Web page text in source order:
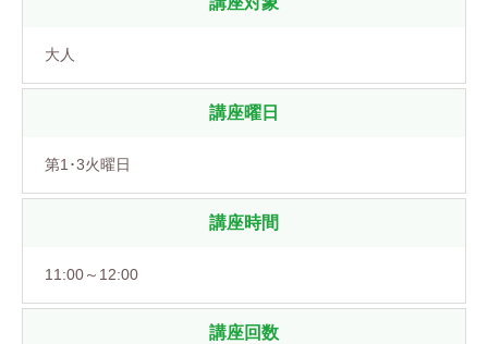
大人
講座曜日
第1･3火曜日
講座時間
11:00～12:00
講座回数